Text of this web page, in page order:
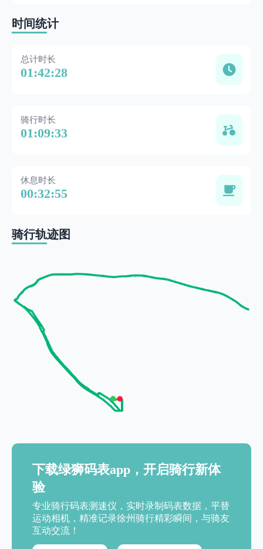
时间统计
总计时长
01:42:28
骑行时长
01:09:33
休息时长
00:32:55
骑行轨迹图
下载绿狮码表app，开启骑行新体
验
专业骑行码表测速仪，实时录制码表数据，平替
运动相机，精准记录徐州骑行精彩瞬间，与骑友
互动交流！